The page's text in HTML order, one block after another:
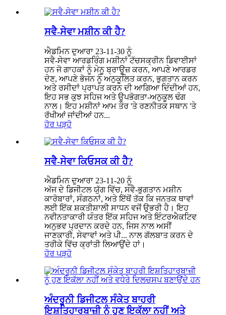
ਸਵੈ-ਸੇਵਾ ਮਸ਼ੀਨ ਕੀ ਹੈ?
ਐਡਮਿਨ ਦੁਆਰਾ 23-11-30 ਨੂੰ
ਸਵੈ-ਸੇਵਾ ਆਰਡਰਿੰਗ ਮਸ਼ੀਨਾਂ ਟੱਚਸਕ੍ਰੀਨ ਡਿਵਾਈਸਾਂ
ਹਨ ਜੋ ਗਾਹਕਾਂ ਨੂੰ ਮੇਨੂ ਬ੍ਰਾਊਜ਼ ਕਰਨ, ਆਪਣੇ ਆਰਡਰ
ਦੇਣ, ਆਪਣੇ ਭੋਜਨ ਨੂੰ ਅਨੁਕੂਲਿਤ ਕਰਨ, ਭੁਗਤਾਨ ਕਰਨ
ਅਤੇ ਰਸੀਦਾਂ ਪ੍ਰਾਪਤ ਕਰਨ ਦੀ ਆਗਿਆ ਦਿੰਦੀਆਂ ਹਨ,
ਇਹ ਸਭ ਕੁਝ ਸਹਿਜ ਅਤੇ ਉਪਭੋਗਤਾ-ਅਨੁਕੂਲ ਢੰਗ
ਨਾਲ। ਇਹ ਮਸ਼ੀਨਾਂ ਆਮ ਤੌਰ 'ਤੇ ਰਣਨੀਤਕ ਸਥਾਨ 'ਤੇ
ਰੱਖੀਆਂ ਜਾਂਦੀਆਂ ਹਨ...
ਹੋਰ ਪੜ੍ਹੋ
ਸਵੈ-ਸੇਵਾ ਕਿਓਸਕ ਕੀ ਹੈ?
ਐਡਮਿਨ ਦੁਆਰਾ 23-11-20 ਨੂੰ
ਅੱਜ ਦੇ ਡਿਜੀਟਲ ਯੁੱਗ ਵਿੱਚ, ਸਵੈ-ਭੁਗਤਾਨ ਮਸ਼ੀਨ
ਕਾਰੋਬਾਰਾਂ, ਸੰਗਠਨਾਂ, ਅਤੇ ਇੱਥੋਂ ਤੱਕ ਕਿ ਜਨਤਕ ਥਾਵਾਂ
ਲਈ ਇੱਕ ਸ਼ਕਤੀਸ਼ਾਲੀ ਸਾਧਨ ਵਜੋਂ ਉਭਰੀ ਹੈ। ਇਹ
ਨਵੀਨਤਾਕਾਰੀ ਯੰਤਰ ਇੱਕ ਸਹਿਜ ਅਤੇ ਇੰਟਰਐਕਟਿਵ
ਅਨੁਭਵ ਪ੍ਰਦਾਨ ਕਰਦੇ ਹਨ, ਜਿਸ ਨਾਲ ਅਸੀਂ
ਜਾਣਕਾਰੀ, ਸੇਵਾਵਾਂ ਅਤੇ ਪੀ... ਨਾਲ ਗੱਲਬਾਤ ਕਰਨ ਦੇ
ਤਰੀਕੇ ਵਿੱਚ ਕ੍ਰਾਂਤੀ ਲਿਆਉਂਦੇ ਹਾਂ।
ਹੋਰ ਪੜ੍ਹੋ
ਅੰਦਰੂਨੀ ਡਿਜੀਟਲ ਸੰਕੇਤ ਬਾਹਰੀ
ਇਸ਼ਤਿਹਾਰਬਾਜ਼ੀ ਨੂੰ ਹੁਣ ਇਕੱਲਾ ਨਹੀਂ ਅਤੇ